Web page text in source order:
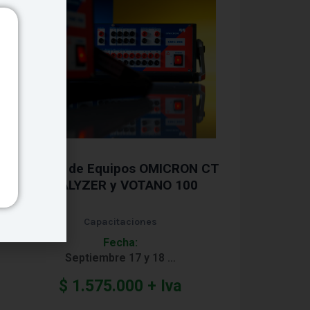
Manejo de Equipos OMICRON CT
ANALYZER y VOTANO 100
Capacitaciones
Fecha:
Septiembre 17 y 18 …
$ 1.575.000 + Iva